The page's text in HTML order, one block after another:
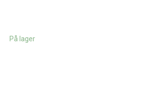
På lager